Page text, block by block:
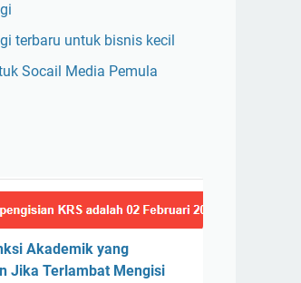
terbaru untuk bisnis kecil
Socail Media Pemula
Akademik yang
Jika Terlambat Mengisi